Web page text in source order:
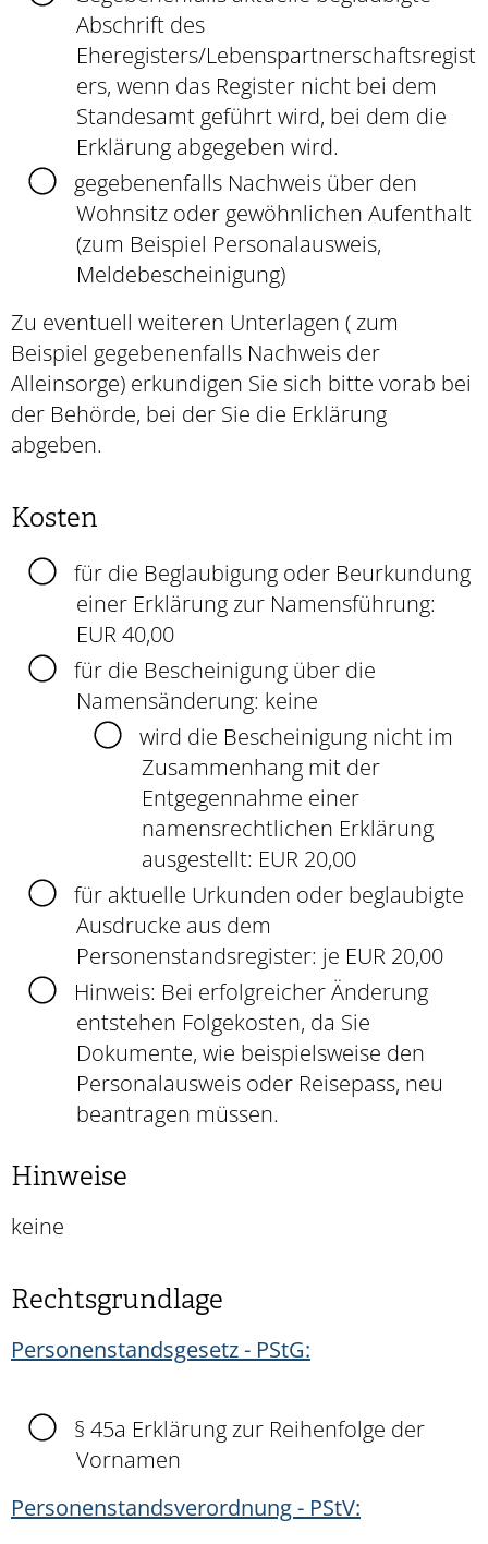
Abschrift des
Eheregisters/Lebenspartnerschaftsregist
ers, wenn das Register nicht bei dem
Standesamt geführt wird, bei dem die
Erklärung abgegeben wird.
gegebenenfalls Nachweis über den
Wohnsitz oder gewöhnlichen Aufenthalt
(zum Beispiel Personalausweis,
Meldebescheinigung)
Zu eventuell weiteren Unterlagen ( zum
Beispiel gegebenenfalls Nachweis der
Alleinsorge) erkundigen Sie sich bitte vorab bei
der Behörde, bei der Sie die Erklärung
abgeben.
Kosten
für die Beglaubigung oder Beurkundung
einer Erklärung zur Namensführung:
EUR 40,00
für die Bescheinigung über die
Namensänderung: keine
wird die Bescheinigung nicht im
Zusammenhang mit der
Entgegennahme einer
namensrechtlichen Erklärung
ausgestellt: EUR 20,00
für aktuelle Urkunden oder beglaubigte
Ausdrucke aus dem
Personenstandsregister: je EUR 20,00
Hinweis: Bei erfolgreicher Änderung
entstehen Folgekosten, da Sie
Dokumente, wie beispielsweise den
Personalausweis oder Reisepass, neu
beantragen müssen.
Hinweise
keine
Rechtsgrundlage
Personenstandsgesetz - PStG:
§ 45a Erklärung zur Reihenfolge der
Vornamen
Personenstandsverordnung - PStV: